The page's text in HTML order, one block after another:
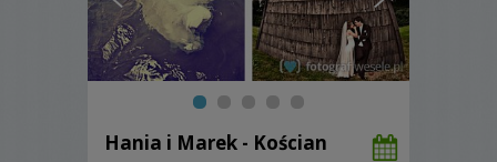
Hania i Marek - Kościan